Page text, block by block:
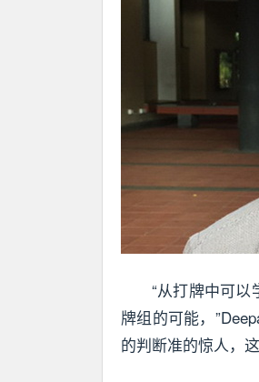
“从打牌中可
牌组的可能，
的判断准的惊人，